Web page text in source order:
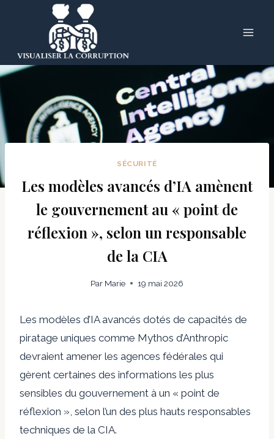
SÉCURITÉ
Les modèles avancés d’IA amènent
le gouvernement au « point de
réflexion », selon un responsable
de la CIA
Par Marie 19 mai 2026
Les modèles d’IA avancés dotés de capacités de
piratage uniques comme Mythos d’Anthropic
devraient amener les agences fédérales qui
gèrent certaines des informations les plus
sensibles du gouvernement à un « point de
réflexion », selon l’un des plus hauts responsables
techniques de la CIA.